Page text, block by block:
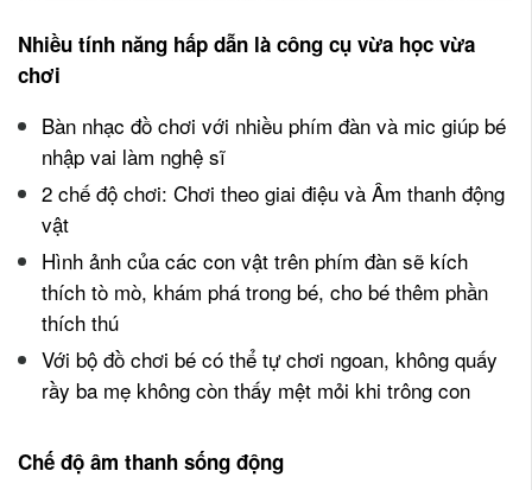
Nhiều tính năng hấp dẫn là công cụ vừa học vừa
chơi
Bàn nhạc đồ chơi với nhiều phím đàn và mic giúp bé
nhập vai làm nghệ sĩ
2 chế độ chơi: Chơi theo giai điệu và Âm thanh động
vật
Hình ảnh của các con vật trên phím đàn sẽ kích
thích tò mò, khám phá trong bé, cho bé thêm phần
thích thú
Với bộ đồ chơi bé có thể tự chơi ngoan, không quấy
rầy ba mẹ không còn thấy mệt mỏi khi trông con
Chế độ âm thanh sống động